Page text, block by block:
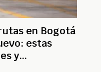
en Bogotá
estas
y